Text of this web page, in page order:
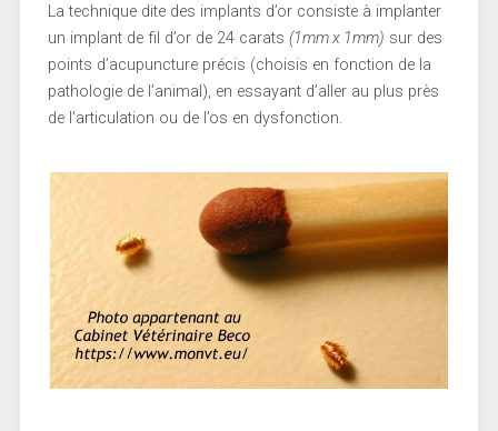
La technique dite des implants d’or consiste à implanter
un implant de fil d’or de 24 carats (1mm x 1mm) sur des
points d’acupuncture précis (choisis en fonction de la
pathologie de l’animal), en essayant d’aller au plus près
de l’articulation ou de l’os en dysfonction.